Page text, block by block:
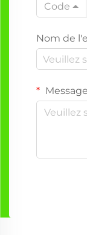
Code
Nom de
Message